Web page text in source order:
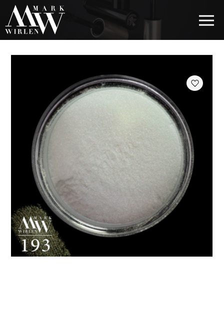
EUR
BEST SELLERS
КОСМЕТИКА ДЛЯ ВОЛОС
КОСМЕТИКА ДЛЯ ГЛАЗ
КОСМЕТИКА ДЛЯ БРОВЕЙ
КОСМЕТИКА ДЛЯ ГУБ
КОСМЕТИКА ДЛЯ ЛИЦА
КОСМЕТИКА ДЛЯ ЩЕК
КИСТИ ДЛЯ МАКИЯЖА